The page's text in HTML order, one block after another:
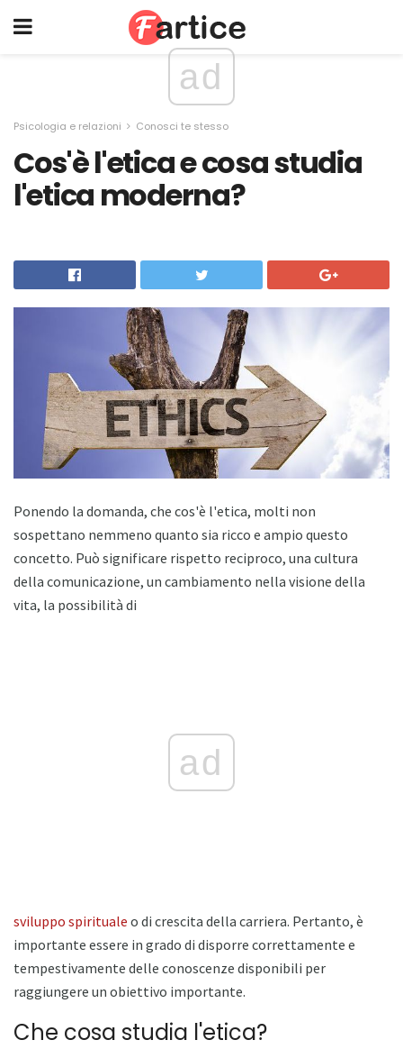
ad
Psicologia e relazioni Conosci te stesso
Cos'è l'etica e cosa studia
l'etica moderna?
Ponendo la domanda, che cos'è l'etica, molti non
sospettano nemmeno quanto sia ricco e ampio questo
concetto. Può significare rispetto reciproco, una cultura
della comunicazione, un cambiamento nella visione della
vita, la possibilità di
ad
sviluppo spirituale o di crescita della carriera. Pertanto, è
importante essere in grado di disporre correttamente e
tempestivamente delle conoscenze disponibili per
raggiungere un obiettivo importante.
Che cosa studia l'etica?